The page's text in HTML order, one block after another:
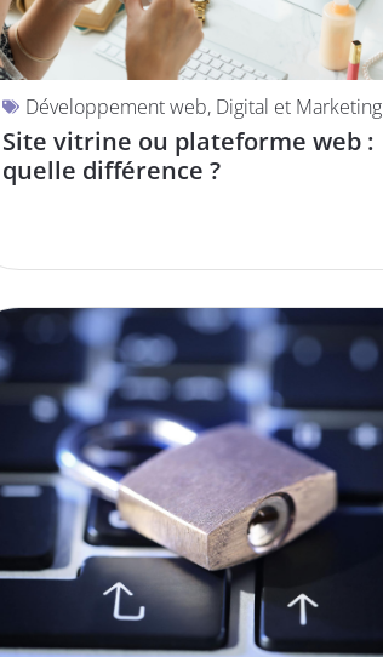
Développement web, Digital et Marketing
Site vitrine ou plateforme web :
quelle différence ?